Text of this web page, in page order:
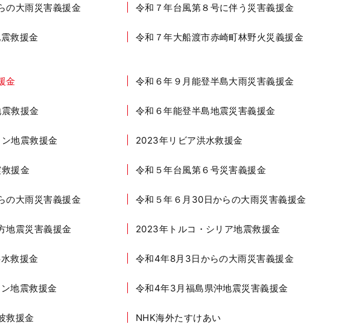
の大雨災害義援金 令和７年台風第８号に伴う災害義援金
救援金 令和７年大船渡市赤崎町林野火災義援金
金 令和６年９月能登半島大雨災害義援金
救援金 令和６年能登半島地震災害義援金
地震救援金 2023年リビア洪水救援金
援金 令和５年台風第６号災害義援金
の大雨災害義援金 令和５年６月30日からの大雨災害義援金
地震災害義援金 2023年トルコ・シリア地震救援金
救援金 令和4年8月3日からの大雨災害義援金
地震救援金 令和4年3月福島県沖地震災害義援金
救援金 NHK海外たすけあい